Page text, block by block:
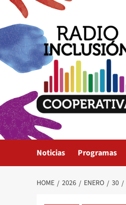
Skip
content
Noticias Programas
HOME 2026 ENERO 30